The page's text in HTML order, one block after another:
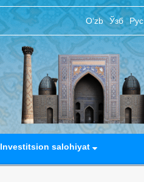
O‘zb Ўзб Рус
Investitsion salohiyat